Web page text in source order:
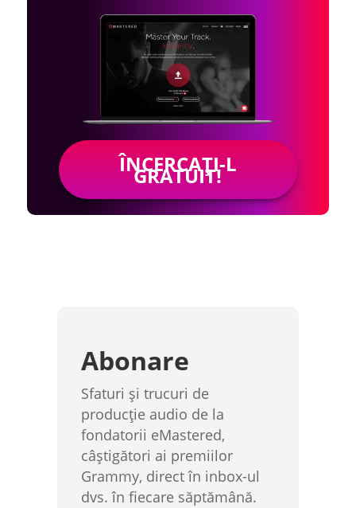
ÎNCERCAȚI-L
GRATUIT!
Abonare
Sfaturi și trucuri de
producție audio de la
fondatorii eMastered,
câștigători ai premiilor
Grammy, direct în inbox-ul
dvs. în fiecare săptămână.